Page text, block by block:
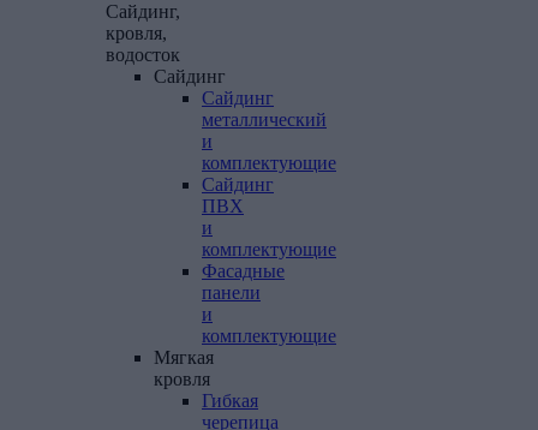
Сайдинг,
кровля,
водосток
Сайдинг
Сайдинг
металлический
и
комплектующие
Сайдинг
ПВХ
и
комплектующие
Фасадные
панели
и
комплектующие
Мягкая
кровля
Гибкая
черепица